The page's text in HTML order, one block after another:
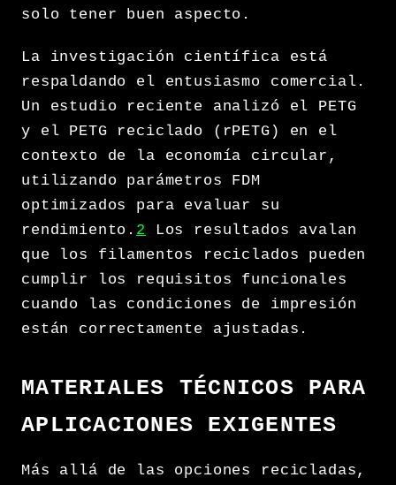
solo tener buen aspecto.
La investigación científica está
respaldando el entusiasmo comercial.
Un estudio reciente analizó el PETG
y el PETG reciclado (rPETG) en el
contexto de la economía circular,
utilizando parámetros FDM
optimizados para evaluar su
rendimiento. 2
Los resultados avalan
que los filamentos reciclados pueden
cumplir los requisitos funcionales
cuando las condiciones de impresión
están correctamente ajustadas.
MATERIALES TÉCNICOS PARA
APLICACIONES EXIGENTES
Más allá de las opciones recicladas,